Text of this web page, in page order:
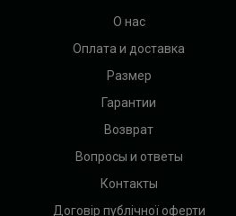
О нас
Оплата и доставка
Размер
Гарантии
Возврат
Вопросы и ответы
Контакты
Договір публічної оферти